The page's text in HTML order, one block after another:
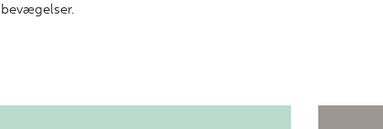
bevægelser.